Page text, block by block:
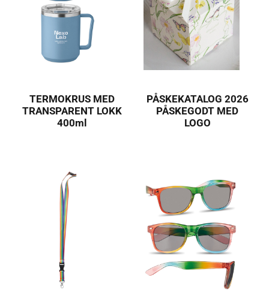
TERMOKRUS MED
TRANSPARENT LOKK
400ml
PÅSKEKATALOG 2026
PÅSKEGODT MED
LOGO